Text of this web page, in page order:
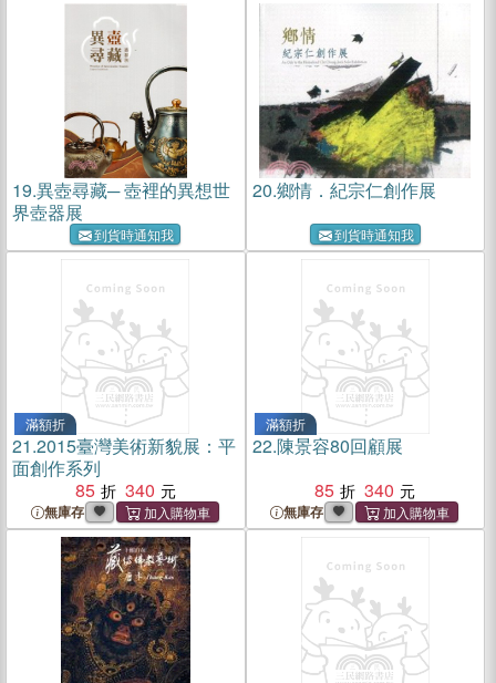
19.異壺尋藏─ 壺裡的異想世
界壺器展
到貨時通知我
20.鄉情．紀宗仁創作展
到貨時通知我
滿額折
21.2015臺灣美術新貌展：平
面創作系列
85
340
無庫存
滿額折
22.陳景容80回顧展
85
340
無庫存